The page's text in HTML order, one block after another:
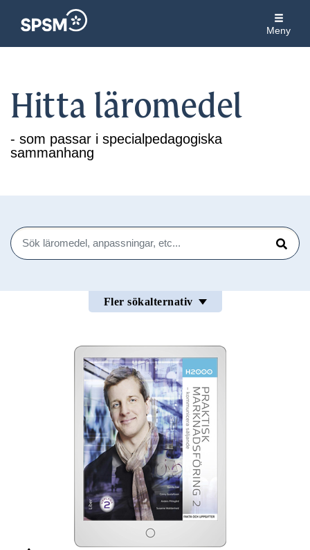
Meny
Hitta läromedel
- som passar i specialpedagogiska
sammanhang
Sök
Sök
Fler sökalternativ